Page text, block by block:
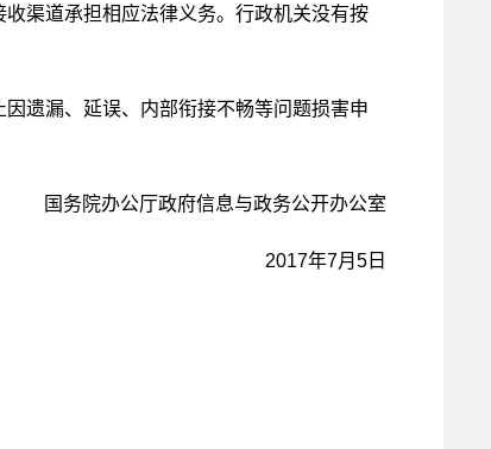
渠道承担相应法律义务。行政机关没有按
遗漏、延误、内部衔接不畅等问题损害申
国务院办公厅政府信息与政务公开办公室
2017年7月5日